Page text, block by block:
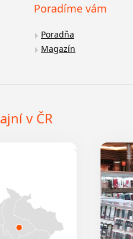
Poradíme vám
Poradňa
Magazín
v ČR